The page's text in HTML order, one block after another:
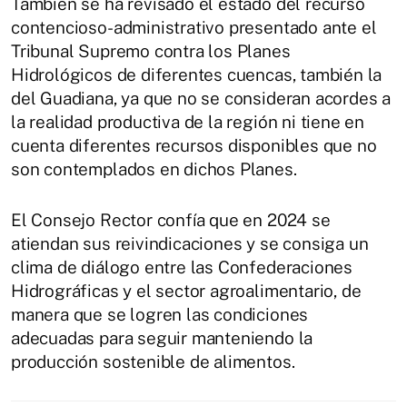
contencioso-administrativo presentado ante el
Tribunal Supremo contra los Planes
Hidrológicos de diferentes cuencas, también la
del Guadiana, ya que no se consideran acordes a
la realidad productiva de la región ni tiene en
cuenta diferentes recursos disponibles que no
son contemplados en dichos Planes.
El Consejo Rector confía que en 2024 se
atiendan sus reivindicaciones y se consiga un
clima de diálogo entre las Confederaciones
Hidrográficas y el sector agroalimentario, de
manera que se logren las condiciones
adecuadas para seguir manteniendo la
producción sostenible de alimentos.